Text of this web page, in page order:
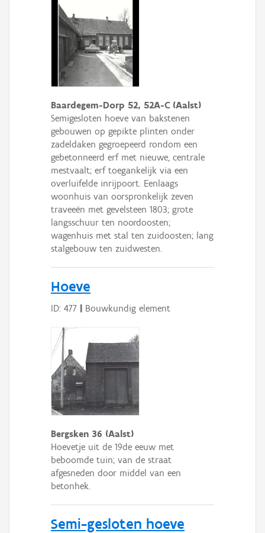
Baardegem-Dorp 52, 52A-C (Aalst)
Semigesloten hoeve van bakstenen
gebouwen op gepikte plinten onder
zadeldaken gegroepeerd rondom een
gebetonneerd erf met nieuwe, centrale
mestvaalt; erf toegankelijk via een
overluifelde inrijpoort. Eenlaags
woonhuis van oorspronkelijk zeven
traveeën met gevelsteen 1803; grote
langsschuur ten noordoosten;
wagenhuis met stal ten zuidoosten; lang
stalgebouw ten zuidwesten.
Hoeve
ID: 477 | Bouwkundig element
Bergsken 36 (Aalst)
Hoevetje uit de 19de eeuw met
beboomde tuin; van de straat
afgesneden door middel van een
betonhek.
Semi-gesloten hoeve